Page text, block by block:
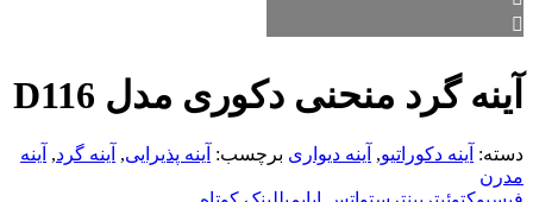
آینه گرد منحنی دکوری مدل D116
دسته: آینه دکوراتیو, آینه دیواری برچسب: آینه پذیرایی, آینه گرد, آینه
مدرن